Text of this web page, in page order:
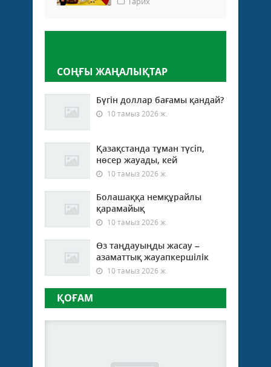
СОҢҒЫ ЖАҢАЛЫҚТАР
Бүгін доллар бағамы қандай?
10 тамыз 2026 ж.
Қазақстанда тұман түсіп,
нөсер жауады, кей
10 тамыз 2026 ж.
Болашаққа немқұрайлы
қарамайық
10 тамыз 2026 ж.
Өз таңдауыңды жасау –
азаматтық жауапкершілік
10 тамыз 2026 ж.
ҚОҒАМ